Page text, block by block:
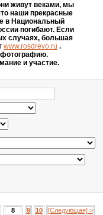
живут веками, мы
наши прекрасные
в Национальный
погибают. Если
случаях, большая
www.rosdrevo.ru .
фотографию.
и участие.
8 9 10
[Следующая] >